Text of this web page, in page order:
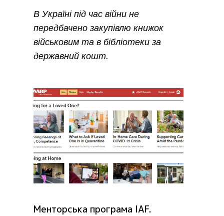
В Україні під час війни не
передбачено закупівлю книжок
військовим та в бібліотеки за
державний кошт.
Менторська програма IAF.